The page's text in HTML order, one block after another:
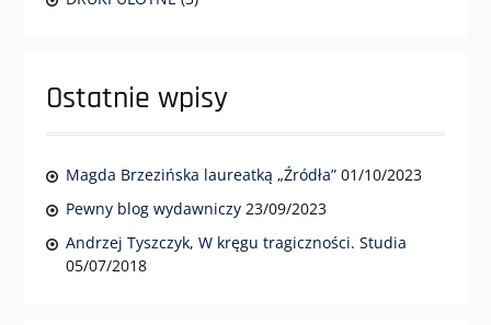
Ostatnie wpisy
Magda Brzezińska laureatką „Źródła” 01/10/2023
Pewny blog wydawniczy 23/09/2023
Andrzej Tyszczyk, W kręgu tragiczności. Studia
05/07/2018